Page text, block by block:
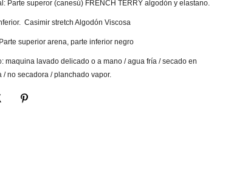
Parte superor (canesú) FRENCH TERRY algodón y elastano.
Casimir stretch Algodón Viscosa
superior arena, parte inferior negro
maquina lavado delicado o a mano / agua fría / secado en
/ no secadora / planchado vapor.